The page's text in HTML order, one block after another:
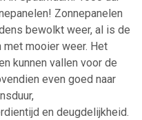
Zonnepanelen
bewolkt weer, al is de
mooier weer. Het
kunnen vallen voor de
even goed naar
en deugdelijkheid.